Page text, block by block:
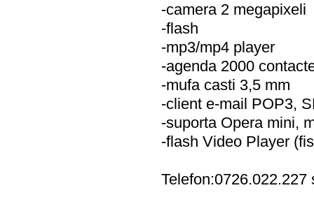
-camera 2 megapixeli
-flash
-mp3/mp4 player
-agenda 2000
-mufa casti 3,5 mm
-client e-mail POP3,
-suporta Opera mini,
-flash Video Player
Telefon:0726.022.227